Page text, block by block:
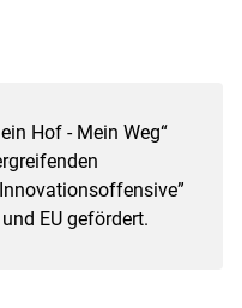
Hof - Mein Weg“
EU gefördert.